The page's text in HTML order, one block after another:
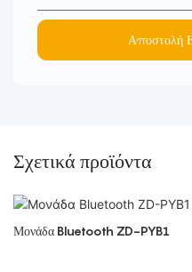
Αποστολή
Σχετικά προϊόντα
Μονάδα Bluetooth ZD-PYB1